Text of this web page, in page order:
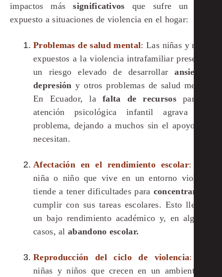
impactos mássignificativos que sufre un niño
expuesto a situaciones de violencia en el hogar:
Problemas de salud mental: Las niñas y niños
expuestos a la violencia intrafamiliar presentan
un riesgo elevado de desarrollaransiedad
depresióny otros problemas de salud mental.
En Ecuador, lafalta de recursospara la
atención psicológica infantil agrava este
problema, dejando a muchos sin el apoyo que
necesitan.
Afectación en el rendimiento escolar:
niña o niño que vive en un entorno violento
tiende a tener dificultades para concentrarse
cumplir con sus tareas escolares. Esto lleva a
un bajo rendimiento académico y, en algunos
casos, al abandono escolar.
Reproducción del ciclo de violencia:
niñas y niños que crecen en un ambiente de